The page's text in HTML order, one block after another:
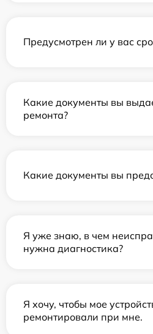
Предусмотрен ли у вас
Какие документы вы
ремонта?
Какие документы вы
Я уже знаю, в чем
нужна диагностика?
Я хочу, чтобы мое
ремонтировали при мне.